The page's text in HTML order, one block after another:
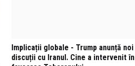
Implicații globale - Trump anunță noi
discuții cu Iranul. Cine a intervenit în